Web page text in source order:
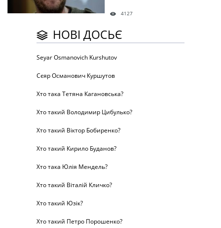
4127
НОВІ ДОСЬЄ
Seyar Osmanovich Kurshutov
Сєяр Османович Куршутов
Хто така Тетяна Кагановська?
Хто такий Володимир Цибулько?
Хто такий Віктор Бобиренко?
Хто такий Кирило Буданов?
Хто така Юлія Мендель?
Хто такий Віталій Кличко?
Хто такий Юзік?
Хто такий Петро Порошенко?